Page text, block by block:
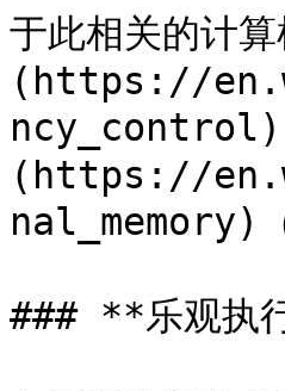
于此相关的计
(https://
ncy_control)
(https://
nal_memory)（
### **乐观执